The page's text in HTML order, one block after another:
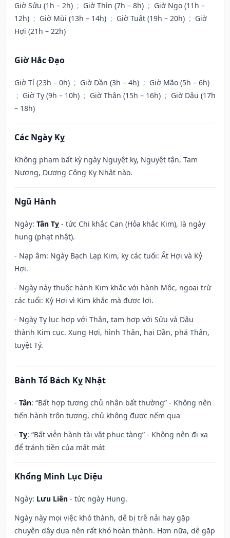
Giờ Sửu (1h – 2h) ; Giờ Thìn (7h – 8h) ; Giờ Ngọ (11h –
12h) ; Giờ Mùi (13h – 14h) ; Giờ Tuất (19h – 20h) ; Giờ
Hợi (21h – 22h)
Giờ Hắc Đạo
Giờ Tí (23h – 0h) ; Giờ Dần (3h – 4h) ; Giờ Mão (5h – 6h)
; Giờ Tỵ (9h – 10h) ; Giờ Thân (15h – 16h) ; Giờ Dậu (17h
– 18h)
Các Ngày Kỵ
Không phạm bất kỳ ngày Nguyệt kỵ, Nguyệt tận, Tam
Nương, Dương Công Kỵ Nhật nào.
Ngũ Hành
Ngày: Tân Tỵ - tức Chi khắc Can (Hỏa khắc Kim), là ngày
hung (phạt nhật).
- Nạp âm: Ngày Bạch Lạp Kim, kỵ các tuổi: Ất Hợi và Kỷ
Hợi.
- Ngày này thuộc hành Kim khắc với hành Mộc, ngoại trừ
các tuổi: Kỷ Hợi vì Kim khắc mà được lợi.
- Ngày Tỵ lục hợp với Thân, tam hợp với Sửu và Dậu
thành Kim cục. Xung Hợi, hình Thân, hại Dần, phá Thân,
tuyệt Tý.
Bành Tổ Bách Kỵ Nhật
- Tân: “Bất hợp tương chủ nhân bất thường” - Không nên
tiến hành trộn tương, chủ không được nếm qua
- Tỵ: “Bất viễn hành tài vật phục tàng” - Không nên đi xa
để tránh tiền của mất mát
Khổng Minh Lục Diệu
Ngày: Lưu Liên - tức ngày Hung.
Ngày này mọi việc khó thành, dễ bị trễ nải hay gặp
chuyện dây dưa nên rất khó hoàn thành. Hơn nữa, dễ gặp